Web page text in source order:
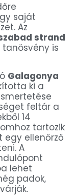
saját
Az
strand
is
Galagonya
ki a
feltár a
14
tartozik
ellenőrző
A
lehet
padok,